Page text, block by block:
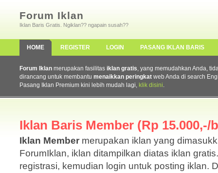
Forum Iklan
Iklan Baris Gratis. Ngiklan?? ngapain susah??
HOME REGISTER LOGIN PASANG IKLAN BARIS
Forum Iklan merupakan fasilitas iklan gratis, yang memudahkan Anda,
dirancang untuk membantu menaikkan peringkat web Anda di search
Pasang Iklan Premium kini lebih mudah lagi, klik disini.
Iklan Baris Member (Rp 15.000,-/
Iklan Member merupakan iklan yang
ForumIklan, iklan ditampilkan diatas iklan
registrasi, kemudian login untuk posting iklan.